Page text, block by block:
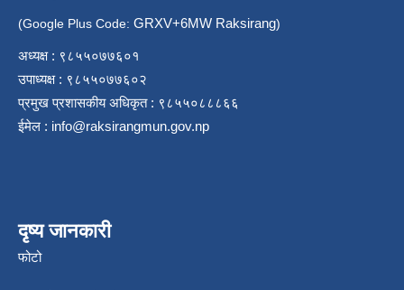
(Google Plus Code: GRXV+6MW Raksirang)
अध्यक्ष : ९८५५०७७६०१
उपाध्यक्ष : ९८५५०७७६०२
प्रमुख प्रशासकीय अधिकृत : ९८५५०८८८६६
ईमेल : info@raksirangmun.gov.np
दृष्य जानकारी
फोटो